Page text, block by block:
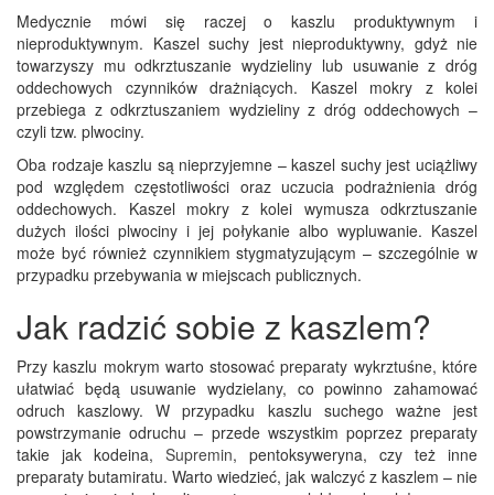
Medycznie mówi się raczej o kaszlu produktywnym i
nieproduktywnym. Kaszel suchy jest nieproduktywny, gdyż nie
towarzyszy mu odkrztuszanie wydzieliny lub usuwanie z dróg
oddechowych czynników drażniących. Kaszel mokry z kolei
przebiega z odkrztuszaniem wydzieliny z dróg oddechowych –
czyli tzw. plwociny.
Oba rodzaje kaszlu są nieprzyjemne – kaszel suchy jest uciążliwy
pod względem częstotliwości oraz uczucia podrażnienia dróg
oddechowych. Kaszel mokry z kolei wymusza odkrztuszanie
dużych ilości plwociny i jej połykanie albo wypluwanie. Kaszel
może być również czynnikiem stygmatyzującym – szczególnie w
przypadku przebywania w miejscach publicznych.
Jak radzić sobie z kaszlem?
Przy kaszlu mokrym warto stosować preparaty wykrztuśne, które
ułatwiać będą usuwanie wydzielany, co powinno zahamować
odruch kaszlowy. W przypadku kaszlu suchego ważne jest
powstrzymanie odruchu – przede wszystkim poprzez preparaty
takie jak kodeina, Supremin, pentoksyweryna, czy też inne
preparaty butamiratu. Warto wiedzieć, jak walczyć z kaszlem – nie